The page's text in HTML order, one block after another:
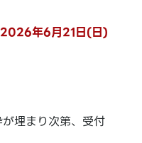
年6月21日(日)
埋まり次第、受付